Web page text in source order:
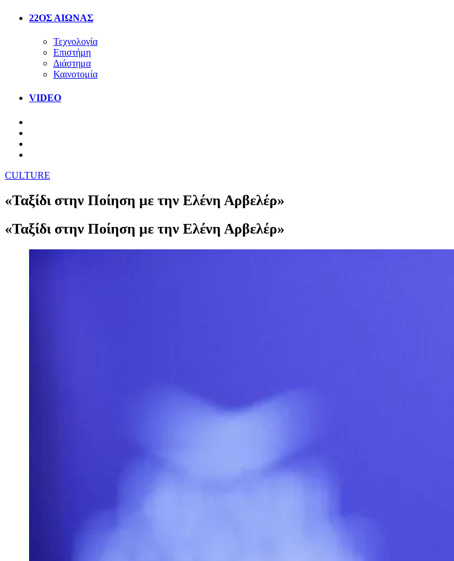
22ΟΣ ΑΙΩΝΑΣ
Τεχνολογία
Επιστήμη
Διάστημα
Καινοτομία
VIDEO
CULTURE
«Ταξίδι στην Ποίηση με την Ελένη Αρβελέρ»
«Ταξίδι στην Ποίηση με την Ελένη Αρβελέρ»